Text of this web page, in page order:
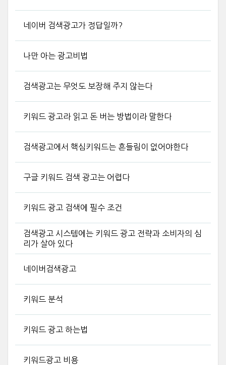
네이버 검색광고가 정답일까?
나만 아는 광고비법
검색광고는 무엇도 보장해 주지 않는다
키워드 광고라 읽고 돈 버는 방법이라 말한다
검색광고에서 핵심키워드는 흔들림이 없어야한다
구글 키워드 검색 광고는 어렵다
키워드 광고 검색에 필수 조건
검색광고 시스템에는 키워드 광고 전략과 소비자의 심
리가 살아 있다
네이버검색광고
키워드 분석
키워드 광고 하는법
키워드광고 비용